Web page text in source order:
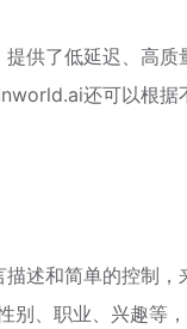
供了低延迟、高
还可以根
述和简单的控制
别、职业、兴趣等